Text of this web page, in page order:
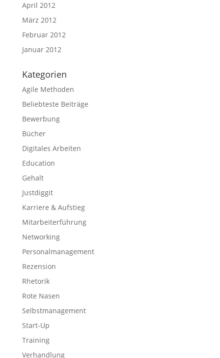
April 2012
März 2012
Februar 2012
Januar 2012
Kategorien
Agile Methoden
Beliebteste Beiträge
Bewerbung
Bücher
Digitales Arbeiten
Education
Gehalt
Justdiggit
Karriere & Aufstieg
Mitarbeiterführung
Networking
Personalmanagement
Rezension
Rhetorik
Rote Nasen
Selbstmanagement
Start-Up
Training
Verhandlung